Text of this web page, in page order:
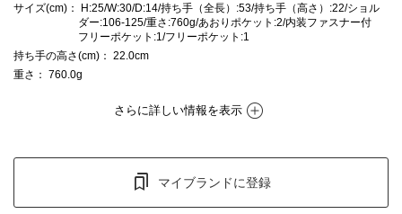
サイズ(cm) ： H:25/W:30/D:14/持ち手（全長）:53/持ち手（高さ）:22/ショル
ダー:106-125/重さ:760g/あおりポケット:2/内装ファスナー付
フリーポケット:1/フリーポケット:1
持ち手の高さ(cm) ： 22.0cm
重さ ： 760.0g
さらに詳しい情報を表示
マイブランドに登録